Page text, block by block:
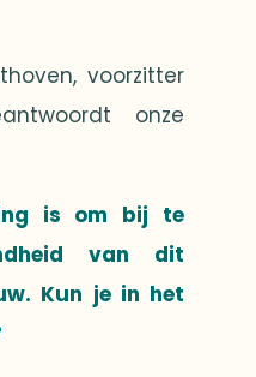
voorzitter
onze
is om bij te
van dit
Kun je in het